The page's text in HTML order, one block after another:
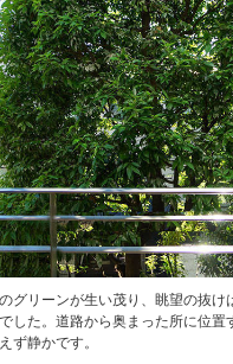
グリーンが生い茂り、眺望の抜け
した。道路から奥まった所に位置
ず静かです。